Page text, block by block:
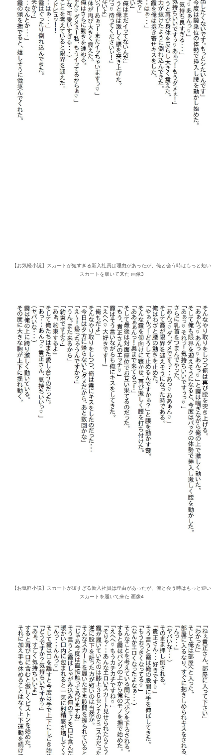
【お気軽小説】スカートが短すぎる新入社員は理由があったが、俺と会う時はもっと短い
スカートを履いて来た 画像3
【お気軽小説】スカートが短すぎる新入社員は理由があったが、俺と会う時はもっと短い
スカートを履いて来た 画像4